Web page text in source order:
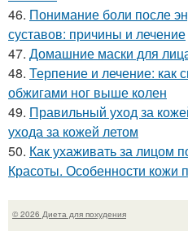
46. Понимание боли после
суставов: причины и лечение
47. Домашние маски для
48. Терпение и лечение: как
обжигами ног выше колен
49. Правильный уход за
ухода за кожей летом
50. Как ухаживать за лицом
Красоты. Особенности кожи
© 2026 Диета для похудения